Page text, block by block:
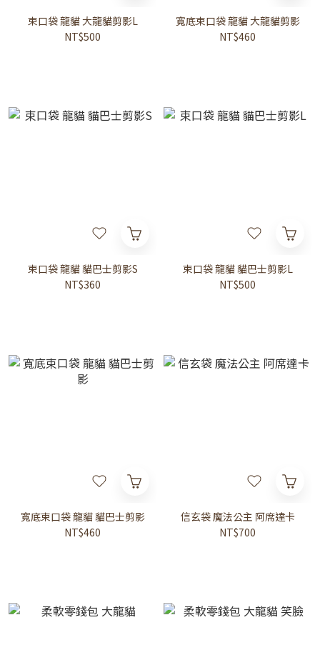
束口袋 龍貓 大龍貓剪影L
NT$500
寬底束口袋 龍貓 大龍貓剪影
NT$460
束口袋 龍貓 貓巴士剪影S
NT$360
束口袋 龍貓 貓巴士剪影L
NT$500
寬底束口袋 龍貓 貓巴士剪影
NT$460
信玄袋 魔法公主 阿席達卡
NT$700